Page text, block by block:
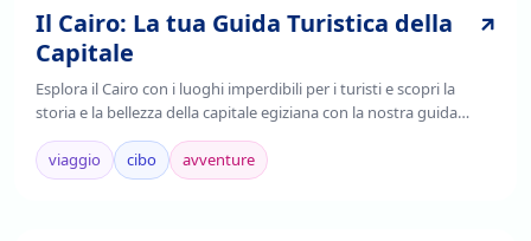
Il Cairo: La tua Guida Turistica della
Capitale
Esplora il Cairo con i luoghi imperdibili per i turisti e scopri la
storia e la bellezza della capitale egiziana con la nostra guida
completa. Leggi ora!
viaggio
cibo avventure